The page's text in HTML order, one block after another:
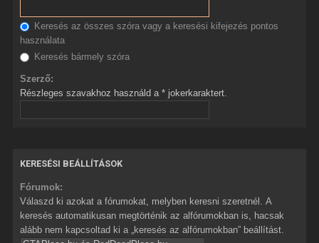
Keresés az összes szóra vagy a keresési kifejezés pontos
használata
Keresés bármely szóra
Szerző:
Részleges szavakhoz használd a * jokerkaraktert.
KERESÉSI BEÁLLÍTÁSOK
Fórumok:
Válaszd ki azokat a fórumokat, melyben keresni szeretnél. A
keresés automatikusan megtörténik az alfórumokban is, hacsak
alább nem kapcsoltad ki a „keresés az alfórumokban” beállítást.